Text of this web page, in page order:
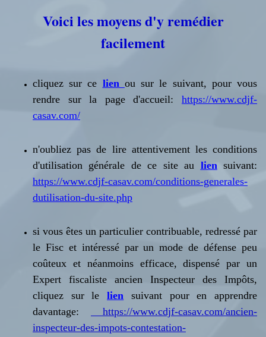
Voici les moyens d'y remédier
facilement
cliquez sur ce lien ou sur le suivant, pour vous
rendre sur la page d'accueil: https://www.cdjf-
casav.com/
n'oubliez pas de lire attentivement les conditions
d'utilisation générale de ce site au liensuivant:
https://www.cdjf-casav.com/conditions-generales-
dutilisation-du-site.php
si vous êtes un particulier contribuable, redressé par
le Fisc et intéressé par un mode de défense peu
coûteux et néanmoins efficace, dispensé par un
Expert fiscaliste ancien Inspecteur des Impôts,
cliquez sur lelien suivant pour en apprendre
davantage:
https://www.cdjf-casav.com/ancien-
inspecteur-des-impots-contestation-